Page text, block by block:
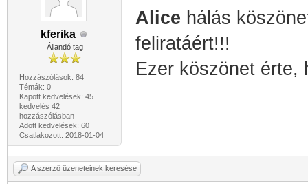
kferika
Állandó tag
Hozzászólások: 84
Témák: 0
Kapott kedvelések: 45
kedvelés 42
hozzászólásban
Adott kedvelések: 60
Csatlakozott: 2018-01-04
Alice hálás
feliratáért!!!
Ezer köszönet érte,
A szerző üzeneteinek keresése